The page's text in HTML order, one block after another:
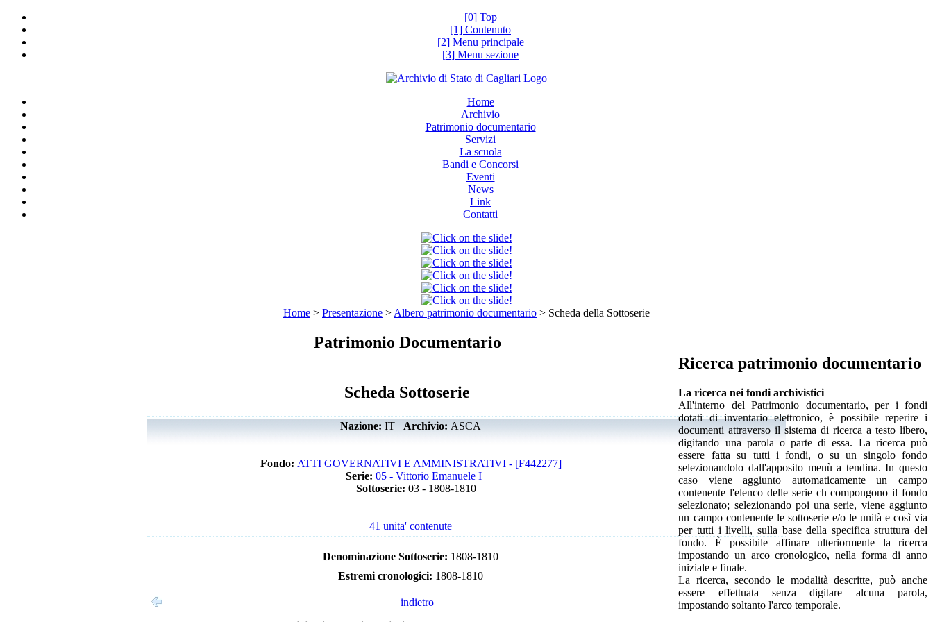
[0] Top
[1] Contenuto
[2] Menu principale
[3] Menu sezione
Home
Archivio
Patrimonio documentario
Servizi
La scuola
Bandi e Concorsi
Eventi
News
Link
Contatti
Home > Presentazione > Albero patrimonio documentario > Scheda della Sottoserie
Ricerca patrimonio documentario
La ricerca nei fondi archivistici
All'interno del Patrimonio documentario, per i fondi
dotati di inventario elettronico, è possibile reperire i
documenti attraverso il sistema di ricerca a testo libero,
digitando una parola o parte di essa. La ricerca può
essere fatta su tutti i fondi, o su un singolo fondo
selezionandolo dall'apposito menù a tendina. In questo
caso viene aggiunto automaticamente un campo
contenente l'elenco delle serie ch compongono il fondo
selezionato; selezionando poi una serie, viene aggiunto
un campo contenente le sottoserie e/o le unità e così via
per tutti i livelli, sulla base della specifica struttura del
fondo. È possibile affinare ulteriormente la ricerca
impostando un arco cronologico, nella forma di anno
iniziale e finale.
La ricerca, secondo le modalità descritte, può anche
essere effettuata senza digitare alcuna parola,
impostando soltanto l'arco temporale.
Patrimonio Documentario
Scheda Sottoserie
Nazione:IT Archivio: ASCA
Fondo: ATTI GOVERNATIVI E AMMINISTRATIVI - [F442277]
Serie: 05 - Vittorio Emanuele I
Sottoserie:03 - 1808-1810
41 unita' contenute
Denominazione Sottoserie: 1808-1810
Estremi cronologici: 1808-1810
indietro